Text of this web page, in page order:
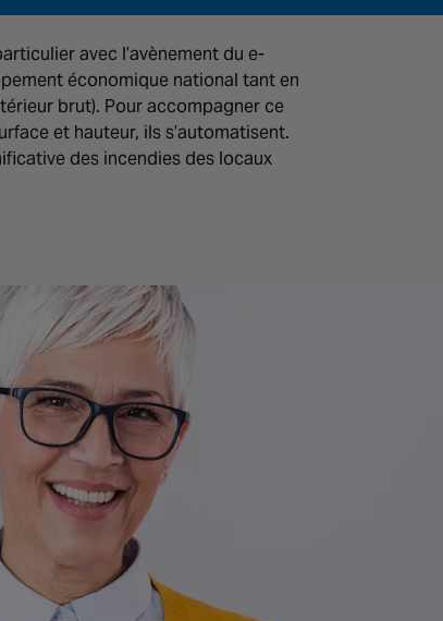
avec l’avènement du e-
économique national tant en
brut). Pour accompagner ce
et hauteur, ils s’automatisent.
des incendies des locaux